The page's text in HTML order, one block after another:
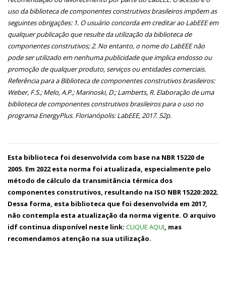
uso da biblioteca de componentes construtivos brasileiros impõem as
seguintes obrigações: 1. O usuário concorda em creditar ao LabEEE em
qualquer publicação que resulte da utilização da biblioteca de
componentes construtivos; 2. No entanto, o nome do LabEEE não
pode ser utilizado em nenhuma publicidade que implica endosso ou
promoção de qualquer produto, serviços ou entidades comerciais.
Referência para a Biblioteca de componentes construtivos brasileiros:
Weber, F.S.; Melo, A.P.; Marinoski, D.; Lamberts, R. Elaboração de uma
biblioteca de componentes construtivos brasileiros para o uso no
programa EnergyPlus. Florianópolis: LabEEE, 2017. 52p.
Esta biblioteca foi desenvolvida com base na NBR 15220 de
2005. Em 2022 esta norma foi atualizada, especialmente pelo
método de cálculo da transmitância térmica dos
componentes construtivos, resultando na ISO NBR 15220:2022.
Dessa forma, esta biblioteca que foi desenvolvida em 2017,
não contempla esta atualização da norma vigente. O arquivo
idf continua disponível neste link: CLIQUE AQUI, mas
recomendamos atenção na sua utilização.